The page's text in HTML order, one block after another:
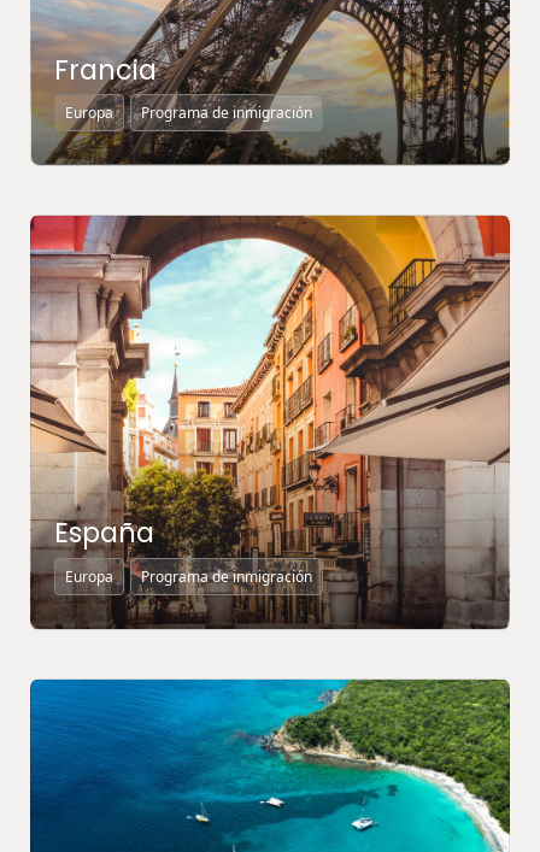
Francia
Europa Programa de inmigración
España
Europa Programa de inmigración